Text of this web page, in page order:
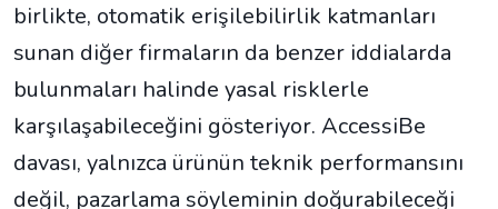
birlikte, otomatik erişilebilirlik katmanları
sunan diğer firmaların da benzer iddialarda
bulunmaları halinde yasal risklerle
karşılaşabileceğini gösteriyor. AccessiBe
davası, yalnızca ürünün teknik performansını
değil, pazarlama söyleminin doğurabileceği